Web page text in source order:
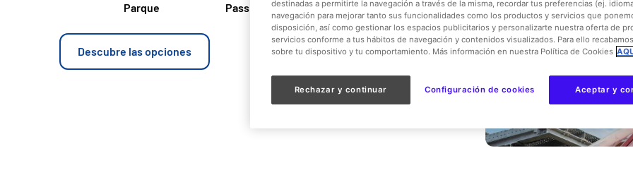
Parque
Pass
Express
Descubre las opciones
destinadas a permitirte la navegación a través de la misma, recordar tus preferencias (ej.
navegación para mejorar tanto sus funcionalidades como los productos y servicios que
disposición, así como gestionar los espacios publicitarios y personalizarte nuestra oferta de
servicios conforme a tus hábitos de navegación y contenidos visualizados. Para ello
sobre tu dispositivo y tu comportamiento. Más información en nuestra Política de Cookies
Rechazar y continuar Aceptar y
Configuración de cookies